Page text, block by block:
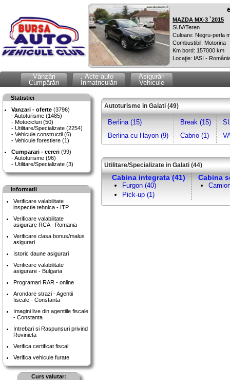
MAZDA MX-3 `2015
SUV/Teren
Culoare: Negru-perla
Combustibil: Motorina
Km bord: 157000 km
Locaţie: IASI -
Vânzări
Cumpărări
Acte auto
Înmatriculări
Asigurări
Vehicule
Statistici
Vanzari - oferte (3796)
Autoturisme (1485)
Motocicluri (50)
Utilitare/Specializate (2254)
Vehicule constructii (6)
Vehicule forestiere (1)
Cumparari - cereri (99)
Autoturisme (96)
Utilitare/Specializate (3)
Informatii
Verificare valabilitate
inspectie tehnica - ITP
Verificare valabilitate
asigurare RCA - Romania
Verificare clasa bonus/malus
asigurari
Istoric daune asigurari
Verificare valabilitate
asigurare - Bulgaria
Programari RAR - online
Arondare strazi - Agentii
fiscale - Constanta
Imagini live din agentiile fiscale
- Constanta
Intrebari si Raspunsuri privind
Rovinieta
Verifica certificat fiscal
Verifica vehicule furate
Curs valutar:
Autoturisme in Galati (49)
Berlina (15)
Berlina cu Hayon (9)
Break (15)
Cabrio (1)
Utilitare/Specializate in Galati (44)
Cabina integrata (41)
Furgon (40)
Pick-up (1)
Cabina